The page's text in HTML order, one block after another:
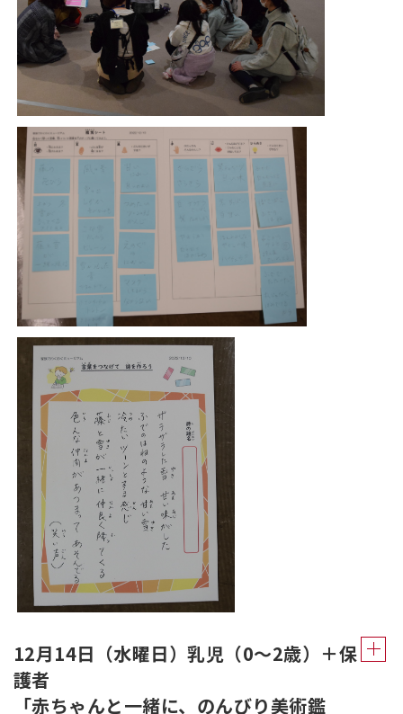
12月14日（水曜日）乳児（0～2歳）＋保
護者
「赤ちゃんと一緒に、のんびり美術鑑